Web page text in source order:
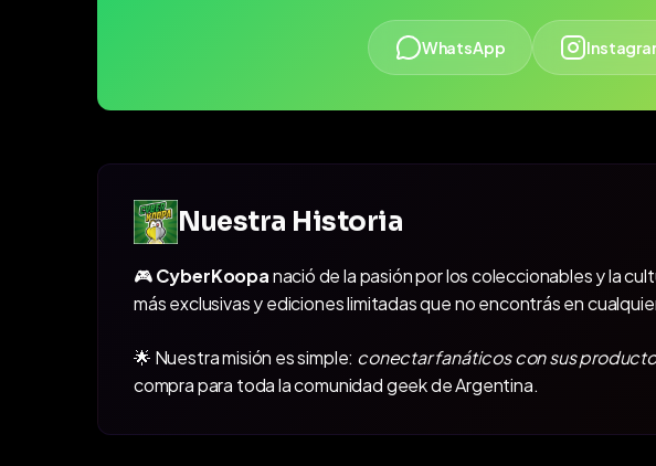
WhatsApp
Nuestra Historia
🎮CyberKoopanació de la pasión por los coleccionables y la
más exclusivas y ediciones limitadas que no encontrás en
🌟 Nuestra misión es simple: conectar fanáticos con sus
compra para toda la comunidad geek de Argentina.